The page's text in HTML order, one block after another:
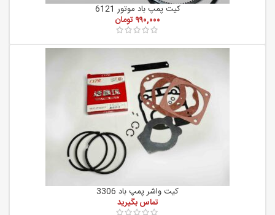
کیت پمپ باد موتور 6121
۹۹۰,۰۰۰ تومان
کیت واشر پمپ باد 3306